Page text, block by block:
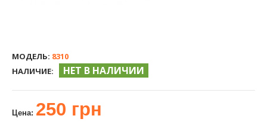
МОДЕЛЬ: 8310
НАЛИЧИЕ:
НЕТ В НАЛИЧИИ
Цена: 250 грн